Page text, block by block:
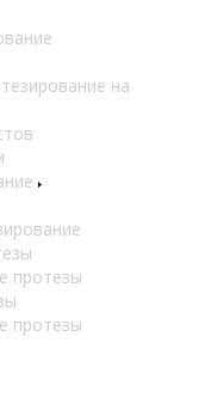
на
протезы
протезы